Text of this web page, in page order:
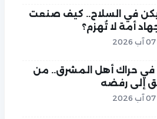
يكن في السلاح.. كيف صنعت
أمة لا تُهزم؟
في حراك أهل المشرق.. من
إلى رفضه